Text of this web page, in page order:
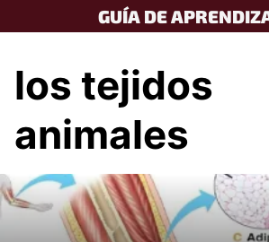
to
GUÍA DE
los tejidos
animales